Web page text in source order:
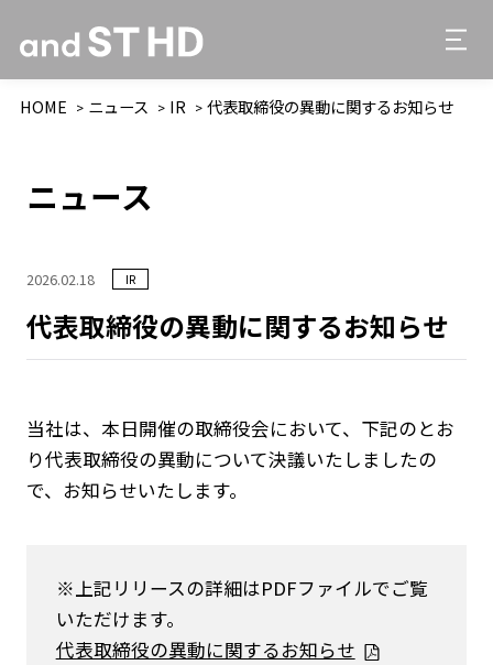
HOME ニュース IR 代表取締役の異動に関するお知らせ
ニュース
2026.02.18 IR
代表取締役の異動に関するお知らせ
当社は、本⽇開催の取締役会において、下記のとお
り代表取締役の異動について決議いたしましたの
で、お知らせいたします。
※上記リリースの詳細はPDFファイルでご覧
いただけます。
代表取締役の異動に関するお知らせ